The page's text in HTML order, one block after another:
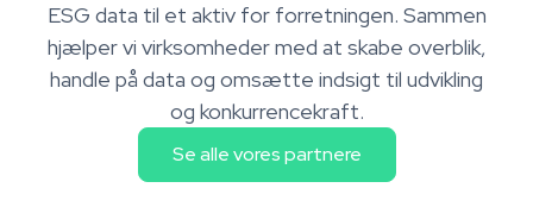
ESG data til et aktiv for forretningen. Sammen
hjælper vi virksomheder med at skabe overblik,
handle på data og omsætte indsigt til udvikling
og konkurrencekraft.
Se alle vores partnere